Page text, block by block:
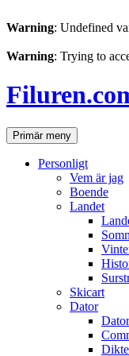
Warning: Undefined
Warning: Trying to
till
innehåll
SökPrimär meny
Personligt
Vem är jag
Boende
Landet
Skicart
Dator